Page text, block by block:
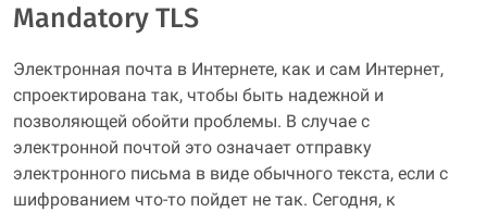
Mandatory TLS
Электронная почта в Интернете, как и сам Интернет,
спроектирована так, чтобы быть надежной и
позволяющей обойти проблемы. В случае с
электронной почтой это означает отправку
электронного письма в виде обычного текста, если с
шифрованием что-то пойдет не так. Сегодня, к